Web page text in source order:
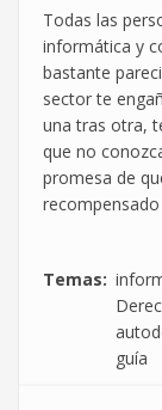
Todas las
informática y
bastante
sector te
una tras otra,
que no
promesa de
recompensado
Temas
guía